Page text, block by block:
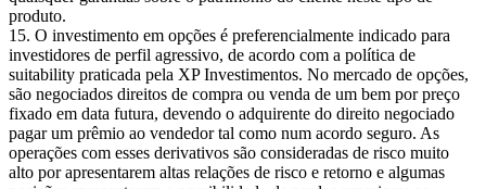
produto.
O investimento em opções é preferencialmente indicado para
investidores de perfil agressivo, de acordo com a política de
suitability praticada pela XP Investimentos. No mercado de opções,
são negociados direitos de compra ou venda de um bem por preço
fixado em data futura, devendo o adquirente do direito negociado
pagar um prêmio ao vendedor tal como num acordo seguro. As
operações com esses derivativos são consideradas de risco muito
alto por apresentarem altas relações de risco e retorno e algumas